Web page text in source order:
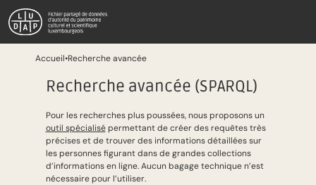
Aller à la recherche
Recherche avancée
Accueil•Recherche avancée
Recherche avancée (SPARQL)
Pour les recherches plus poussées, nous proposons un
outil spécialisépermettant de créer des requêtes très
précises et de trouver des informations détaillées sur
les personnes figurant dans de grandes collections
d’informations en ligne. Aucun bagage technique n’est
nécessaire pour l’utiliser.